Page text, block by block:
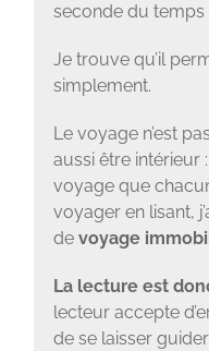
seconde du temps
Je trouve qu’il
simplement.
Le voyage n’est
aussi être intérieur
voyage que
voyager en lisant,
de voyage
La lecture est
lecteur accepte
de se laisser